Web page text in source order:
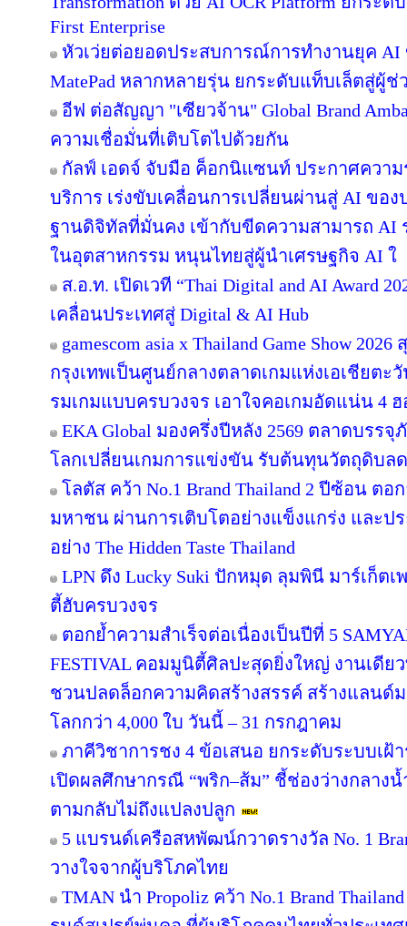
First Enterprise
หัวเว่ยต่อยอดประสบการณ์การทำงานยุค AI
MatePad หลากหลายรุ่น ยกระดับแท็บเล็ตสู่ผู้
อีฟ ต่อสัญญา "เซียวจ้าน" Global Brand
ความเชื่อมั่นที่เติบโตไปด้วยกัน
กัลฟ์ เอดจ์ จับมือ ค็อกนิแซนท์ ประกาศควา
บริการ เร่งขับเคลื่อนการเปลี่ยนผ่านสู่ AI ขอ
ฐานดิจิทัลที่มั่นคง เข้ากับขีดความสามารถ AI
ในอุตสาหกรรม หนุนไทยสู่ผู้นำเศรษฐกิจ AI ใ
ส.อ.ท. เปิดเวที “Thai Digital and AI Award
เคลื่อนประเทศสู่ Digital & AI Hub
gamescom asia x Thailand Game Show
กรุงเทพเป็นศูนย์กลางตลาดเกมแห่งเอเชียต
รมเกมแบบครบวงจร เอาใจคอเกมอัดแน่น 4
EKA Global มองครึ่งปีหลัง 2569 ตลาดบร
โลกเปลี่ยนเกมการแข่งขัน รับต้นทุนวัตถุดิบล
โลตัส คว้า No.1 Brand Thailand 2 ปีซ้อน ต
มหาชน ผ่านการเติบโตอย่างแข็งแกร่ง และ
อย่าง The Hidden Taste Thailand
LPN ดึง Lucky Suki ปักหมุด ลุมพินี มาร์เก็ต
ตี้ฮับครบวงจร
ตอกย้ำความสำเร็จต่อเนื่องเป็นปีที่ 5
FESTIVAL คอมมูนิตี้ศิลปะสุดยิ่งใหญ่ งานเดี
ชวนปลดล็อกความคิดสร้างสรรค์ สร้างแลนด์
โลกกว่า 4,000 ใบ วันนี้ – 31 กรกฎาคม
ภาคีวิชาการชง 4 ข้อเสนอ ยกระดับระบบเฝ้
เปิดผลศึกษากรณี “พริก–ส้ม” ชี้ช่องว่างกลาง
ตามกลับไม่ถึงแปลงปลูก
5 แบรนด์เครือสหพัฒน์กวาดรางวัล No. 1
วางใจจากผู้บริโภคไทย
TMAN นำ Propoliz คว้า No.1 Brand